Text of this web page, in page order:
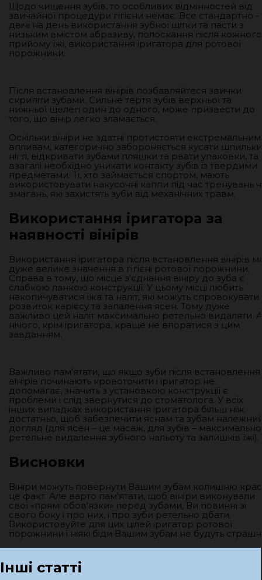
Щодо чищення зубів, то особливих відмінностей від
звичайної процедури гігієни немає. Все стандартно -
двічі на день використання зубної щітки та пасти з
низьким вмістом абразиву, полоскання після кожного
прийому їжі, використання іригатора для ротової
порожнини.
Після встановлення вінірів позбавляйтеся звички
скрипіти зубами. Сильне тертя зубів верхньої та
нижньої щелеп один до одного, може призвести до
того, що вінір легко зламається.
Оскільки вініри не здатні протистояти екстремальним
впливам, категорично забороняється кусати
нігті, відкривати зубами пляшки та рвати упаковки, та
взагалі необхідно уникати контакту зубів із твердими
предметами. Ті, хто займається спортом, мають
використовувати накусочні каппи під час тренувань
змагань, які захистять зуби від механічних травм.
Використання іригатора за
наявності вінірів
Використання іригатора після встановлення вінірів
дуже велике значення в гігієні ротової порожнини.
Справа в тому, що місце з'єднання вініру до зуба є
слабкою ланкою конструкції. У цьому місці любить
накопичуватися їжа та наліт, які можуть спровокувати
розвиток карієсу та запалення ясен. Тому дуже
важливо цей наліт максимально ретельно видаляти. А
нічого, крім іригатора, краще не впоратися з цим
завданням.
Важливо пам'ятати, що якщо зуби після встановлення
вінірів починають кровоточити і іригатор не
допомагає, значить з установкою конструкції є
проблеми і слід звернутися до стоматолога. У всіх
інших випадках використання іригатора більш ніж
достатньо, щоб забезпечити яснам та зубам
догляд (для ясен – це масаж, для зубів – максимально
ретельне видалення зубного нальоту та залишків їжі).
Висновки
Вініри можуть повернути Вашим зубам колишню
це факт. Але варто пам'ятати, щоб вініри виконували
свої «прямі обов'язки» перед зубами, Ви повинні зі
свого боку і про них, і про зуби ретельно дбати.
Використовуйте для цих цілей іригатор ротової
порожнини і ніякі біди Вашим зубам не будуть
Інші статті